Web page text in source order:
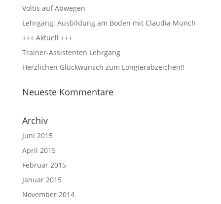
Voltis auf Abwegen
Lehrgang: Ausbildung am Boden mit Claudia Münch
+++ Aktuell +++
Trainer-Assistenten Lehrgang
Herzlichen Glückwunsch zum Longierabzeichen!!
Neueste Kommentare
Archiv
Juni 2015
April 2015
Februar 2015
Januar 2015
November 2014